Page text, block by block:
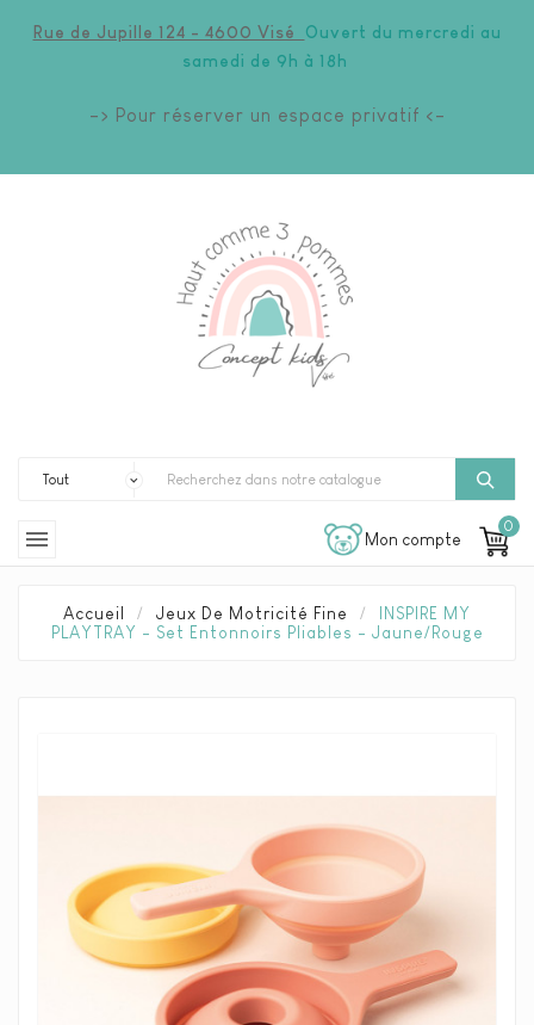
Rue de Jupille 124 - 4600 Visé Ouvert du mercredi au
samedi de 9h à 18h
-> Pour réserver un espace privatif <-
 Mon compte
0
Accueil Jeux De Motricité Fine
INSPIRE MY
PLAYTRAY - Set Entonnoirs Pliables - Jaune/rouge